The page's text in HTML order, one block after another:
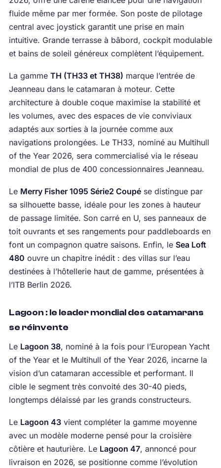
fluide même par mer formée. Son poste de pilotage
central avec joystick garantit une prise en main
intuitive. Grande terrasse à bâbord, cockpit modulable
et bains de soleil généreux complètent l’équipement.
La gamme TH (TH33 et TH38) marque l’entrée de
Jeanneau dans le catamaran à moteur. Cette
architecture à double coque maximise la stabilité et
les volumes, avec des espaces de vie conviviaux
adaptés aux sorties à la journée comme aux
navigations prolongées. Le TH33, nominé au Multihull
of the Year 2026, sera commercialisé via le réseau
mondial de plus de 400 concessionnaires Jeanneau.
Le Merry Fisher 1095 Série2 Coupése distingue par
sa silhouette basse, idéale pour les zones à hauteur
de passage limitée. Son carré en U, ses panneaux de
toit ouvrants et ses rangements pour paddleboards en
font un compagnon quatre saisons. Enfin, le Sea Loft
480 ouvre un chapitre inédit : des villas sur l’eau
destinées à l’hôtellerie haut de gamme, présentées à
l’ITB Berlin 2026.
Lagoon : le leader mondial des catamarans
se réinvente
Le Lagoon 38, nominé à la fois pour l’European Yacht
of the Year et le Multihull of the Year 2026, incarne la
vision d’un catamaran accessible et performant. Il
cible le segment très convoité des 30-40 pieds,
longtemps délaissé par les grands constructeurs.
Le Lagoon 43vient compléter la gamme moyenne
avec un modèle moderne pensé pour la croisière
côtière et hauturière. Le Lagoon 47, annoncé pour
livraison en 2026, se positionne comme l’évolution